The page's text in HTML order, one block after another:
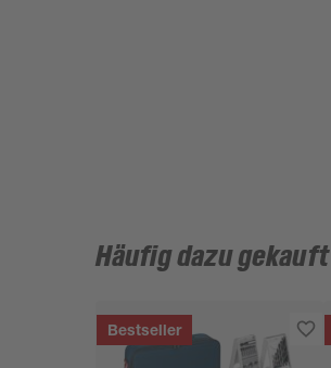
Häufig dazu gekauft
Bestseller